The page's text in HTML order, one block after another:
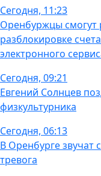
Сегодня, 11:23
Оренбуржцы
разблокировке
электронного
Сегодня, 09:21
Евгений Солнцев
физкультурника
Сегодня, 06:13
В Оренбурге
тревога